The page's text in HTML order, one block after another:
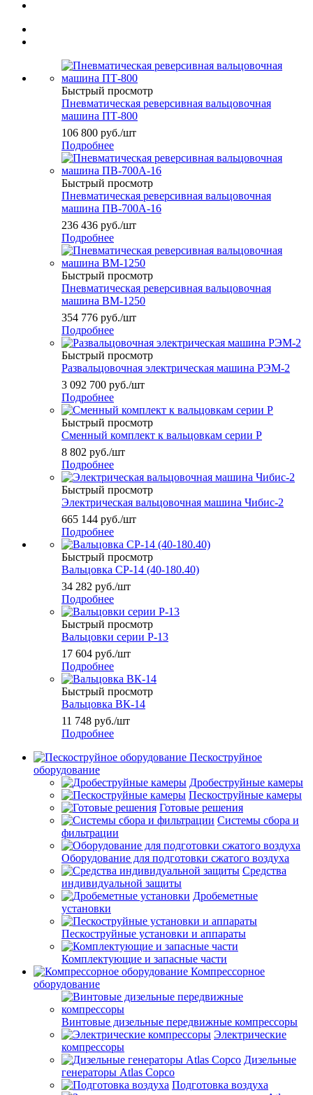
Быстрый просмотр
Пневматическая реверсивная вальцовочная
машина ПТ-800
106 800 руб./шт
Подробнее
Быстрый просмотр
Пневматическая реверсивная вальцовочная
машина ПВ-700А-16
236 436 руб./шт
Подробнее
Быстрый просмотр
Пневматическая реверсивная вальцовочная
машина ВМ-1250
354 776 руб./шт
Подробнее
Быстрый просмотр
Развальцовочная электрическая машина РЭМ-2
3 092 700 руб./шт
Подробнее
Быстрый просмотр
Сменный комплект к вальцовкам серии Р
8 802 руб./шт
Подробнее
Быстрый просмотр
Электрическая вальцовочная машина Чибис-2
665 144 руб./шт
Подробнее
Быстрый просмотр
Вальцовка СР-14 (40-180.40)
34 282 руб./шт
Подробнее
Быстрый просмотр
Вальцовки серии Р-13
17 604 руб./шт
Подробнее
Быстрый просмотр
Вальцовка ВК-14
11 748 руб./шт
Подробнее
Пескоструйное
оборудование
Дробеструйные камеры
Пескоструйные камеры
Готовые решения
Системы сбора и
фильтрации
Оборудование для подготовки сжатого воздуха
Средства
индивидуальной защиты
Дробеметные
установки
Пескоструйные установки и аппараты
Комплектующие и запасные части
Компрессорное
оборудование
Винтовые дизельные передвижные компрессоры
Электрические
компрессоры
Дизельные
генераторы Atlas Copco
Подготовка воздуха